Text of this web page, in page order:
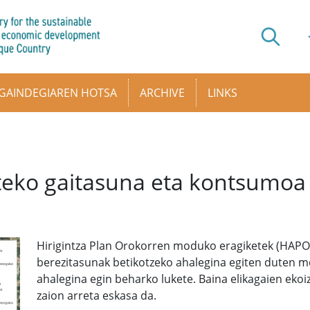
HOTSA ARCHIVE LINKS
gaitasuna eta
Hirigintza Plan Orokorren moduko eragiketek
berezitasunak betikotzeko ahalegina egiten duten
ahalegina egin beharko lukete. Baina elikagaien
zaion arreta eskasa da.